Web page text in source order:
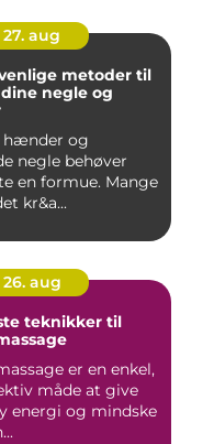
27. aug
metoder til
negle og
hænder og
negle behøver
en formue. Mange
kr&a...
26. aug
teknikker til
er en enkel,
måde at give
energi og mindske